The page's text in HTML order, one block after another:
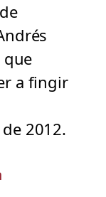
que
a fingir
2012.